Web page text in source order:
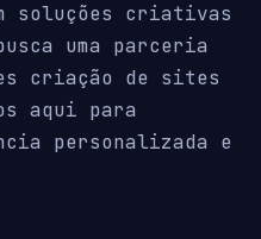
soluções criativas
uma parceria
criação de sites
aqui para
personalizada e